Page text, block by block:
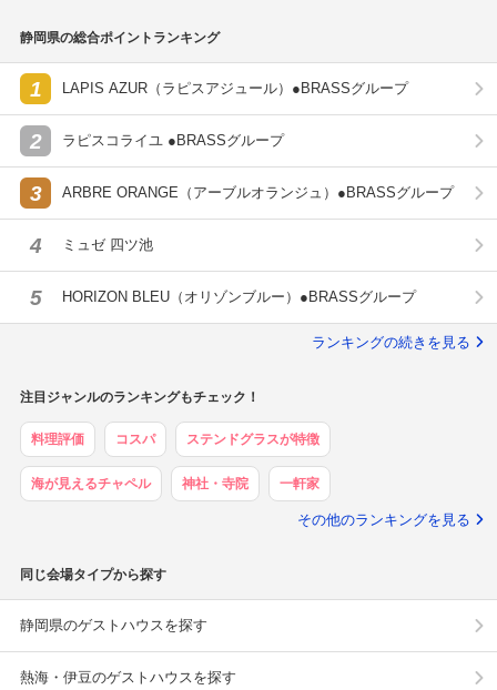
静岡県の総合ポイントランキング
1 LAPIS AZUR（ラピスアジュール）●BRASSグループ
2 ラピスコライユ ●BRASSグループ
3 ARBRE ORANGE（アーブルオランジュ）●BRASSグループ
4 ミュゼ 四ツ池
5 HORIZON BLEU（オリゾンブルー）●BRASSグループ
ランキングの続きを見る
注目ジャンルのランキングもチェック！
料理評価 コスパ ステンドグラスが特徴
海が見えるチャペル 神社・寺院 一軒家
その他のランキングを見る
同じ会場タイプから探す
静岡県のゲストハウスを探す
熱海・伊豆のゲストハウスを探す